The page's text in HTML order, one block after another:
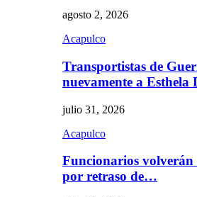
agosto 2, 2026
Acapulco
Transportistas de
nuevamente a
julio 31, 2026
Acapulco
Funcionarios volverán
por retraso de…